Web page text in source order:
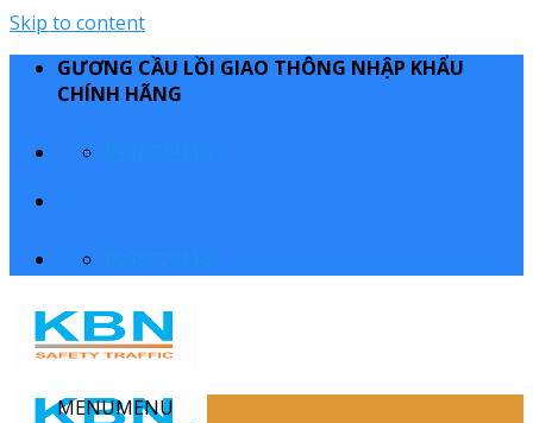
Skip to content
GƯƠNG CẦU LỒI GIAO THÔNG NHẬP KHẨU
CHÍNH HÃNG
MENUMENU